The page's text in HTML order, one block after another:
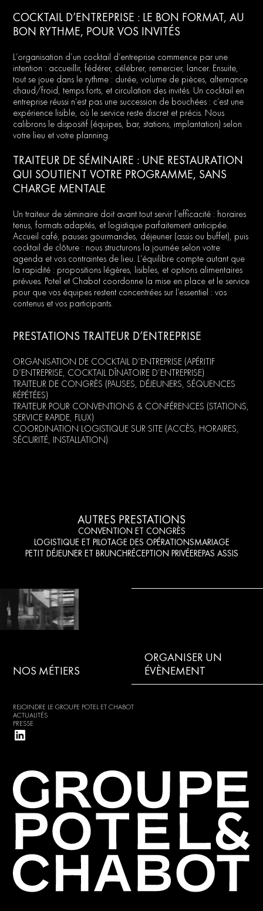
COCKTAIL D’ENTREPRISE : LE BON FORMAT, AU
BON RYTHME, POUR VOS INVITÉS
L’organisation d’un cocktail d’entreprise commence par une
intention : accueillir, fédérer, célébrer, remercier, lancer. Ensuite,
tout se joue dans le rythme : durée, volume de pièces, alternance
chaud/froid, temps forts, et circulation des invités. Un cocktail en
entreprise réussi n’est pas une succession de bouchées : c’est une
expérience lisible, où le service reste discret et précis. Nous
calibrons le dispositif (équipes, bar, stations, implantation) selon
votre lieu et votre planning.
TRAITEUR DE SÉMINAIRE : UNE RESTAURATION
QUI SOUTIENT VOTRE PROGRAMME, SANS
CHARGE MENTALE
Un traiteur de séminaire doit avant tout servir l’efficacité : horaires
tenus, formats adaptés, et logistique parfaitement anticipée.
Accueil café, pauses gourmandes, déjeuner (assis ou buffet), puis
cocktail de clôture : nous structurons la journée selon votre
agenda et vos contraintes de lieu. L’équilibre compte autant que
la rapidité : propositions légères, lisibles, et options alimentaires
prévues. Potel et Chabot coordonne la mise en place et le service
pour que vos équipes restent concentrées sur l’essentiel : vos
contenus et vos participants.
PRESTATIONS TRAITEUR D’ENTREPRISE
ORGANISATION DE COCKTAIL D’ENTREPRISE (APÉRITIF
D’ENTREPRISE, COCKTAIL DÎNATOIRE D’ENTREPRISE)
TRAITEUR DE CONGRÈS (PAUSES, DÉJEUNERS, SÉQUENCES
RÉPÉTÉES)
TRAITEUR POUR CONVENTIONS & CONFÉRENCES (STATIONS,
SERVICE RAPIDE, FLUX)
COORDINATION LOGISTIQUE SUR SITE (ACCÈS, HORAIRES,
SÉCURITÉ, INSTALLATION)
AUTRES PRESTATIONS
CONVENTION ET CONGRÈS
LOGISTIQUE ET PILOTAGE DES OPÉRATIONSMARIAGE
PETIT DÉJEUNER ET BRUNCHRÉCEPTION PRIVÉEREPAS ASSIS
NOS MÉTIERS
ORGANISER UN
ÉVÈNEMENT
REJOINDRE LE GROUPE POTEL ET CHABOT
ACTUALITÉS
PRESSE